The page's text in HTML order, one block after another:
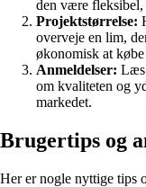
den være fleksibel,
Projektstørrelse:
overveje en lim,
økonomisk at
Anmeldelser: Læs
om kvaliteten og
markedet.
Brugertips og
Her er nogle nyttige tips